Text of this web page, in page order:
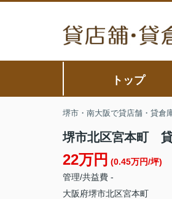
トップ
堺市・南大阪で貸店舗・貸倉
堺市北区宮本町
22万円 (0.45万円/坪)
管理/共益費 -
大阪府堺市北区宮本町